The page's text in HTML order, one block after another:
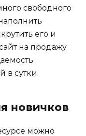
свободного
его и
на продажу
в сутки.
новичков
можно